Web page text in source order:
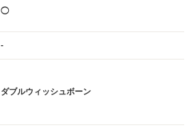
◯
-
ダブルウィッシュボーン